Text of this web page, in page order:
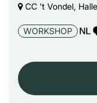
CC 't Vondel, Halle
WORKSHOP